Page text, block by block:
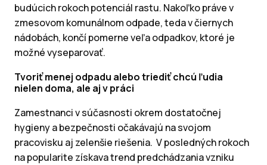
budúcich rokoch potenciál rastu. Nakoľko práve v
zmesovom komunálnom odpade, teda v čiernych
nádobách, končí pomerne veľa odpadkov, ktoré je
možné vyseparovať.
Tvoriť menej odpadu alebo triediť chcú ľudia
nielen doma, ale aj v práci
Zamestnanci v súčasnosti okrem dostatočnej
hygieny a bezpečnosti očakávajú na svojom
pracovisku aj zelenšie riešenia. V posledných rokoch
na popularite získava trend predchádzania vzniku